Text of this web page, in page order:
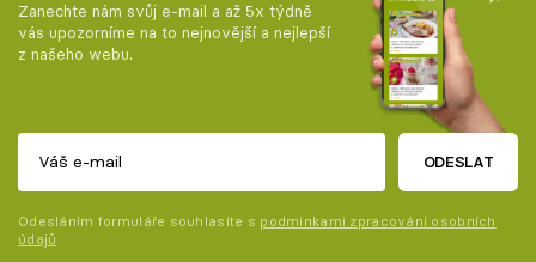
Zanechte nám svůj e-mail a až 5x týdně
vás upozorníme na to nejnovější a nejlepší
z našeho webu.
ODESLAT
Odesláním formuláře souhlasíte s podmínkami zpracování osobních
údajů